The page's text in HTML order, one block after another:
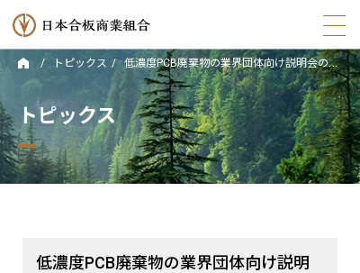
トップ
日本合板商業組合とは
組合員・会員について
トピックス 低濃度PCB廃棄物の業界団体向け説明会のお知らせ
トピックス
低濃度PCB廃棄物の業界団体向け説明